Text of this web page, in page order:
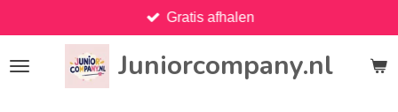
direct
naar
Juniorcompany.nl
Gratis afhalen